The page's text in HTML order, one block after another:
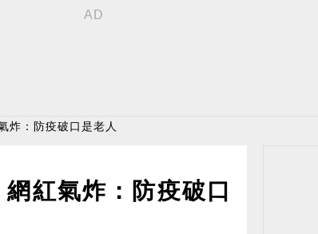
炸：防疫破口是老人
紅氣炸：防疫破口